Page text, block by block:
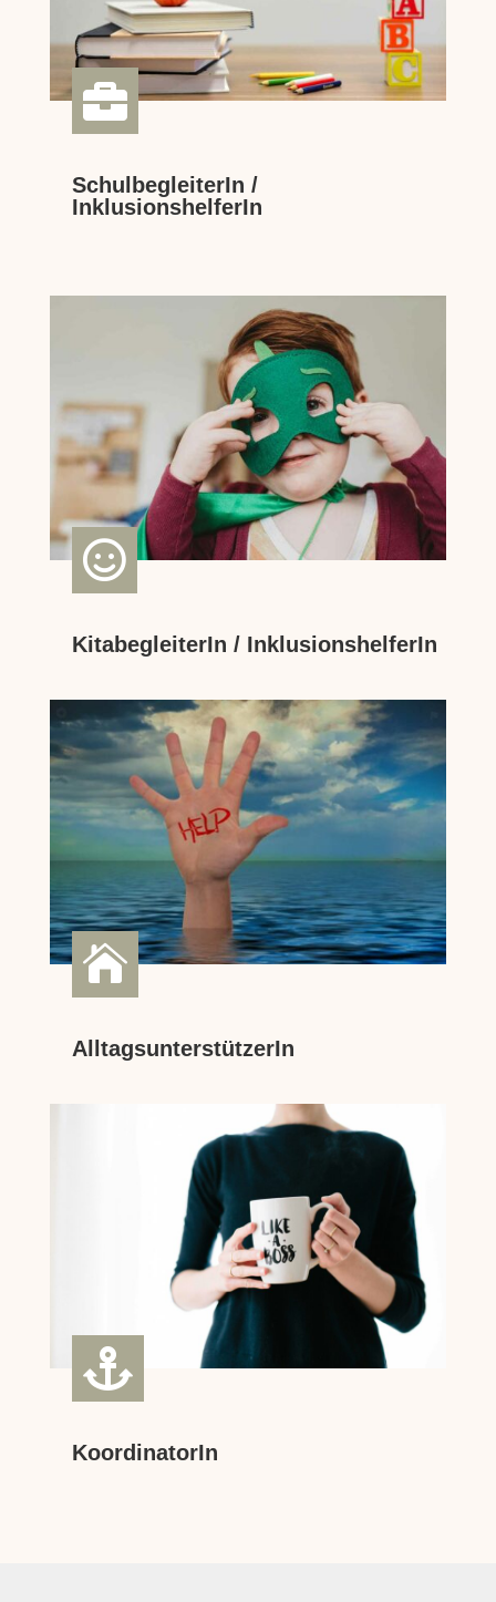

SchulbegleiterIn /
InklusionshelferIn

KitabegleiterIn / InklusionshelferIn

AlltagsunterstützerIn

KoordinatorIn